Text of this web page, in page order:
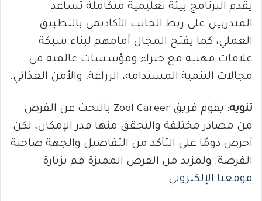
يقدم البرنامج بيئة تعليمية متكاملة تساعد
المتدربين على ربط الجانب الأكاديمي بالتطبيق
العملي، كما يفتح المجال أمامهم لبناء شبكة
علاقات مهنية مع خبراء ومؤسسات عالمية في
مجالات التنمية المستدامة، الزراعة، والأمن الغذائي.
تنويه:
يقوم فريق Zool Career بالبحث عن الفرص
من مصادر مختلفة والتحقق منها قدر الإمكان، لكن
أحرص دومًا على التأكد من التفاصيل والجهة صاحبة
الفرصة. ولمزيد من الفرص المميزة قم بزيارة
موقعنا الإلكتروني.